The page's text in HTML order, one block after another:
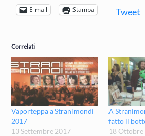
E-mail Stampa Tweet
Correlati
Vaporteppa a Stranimondi
2017
13 Settembre 2017
A
fatto il
18 Ottobre